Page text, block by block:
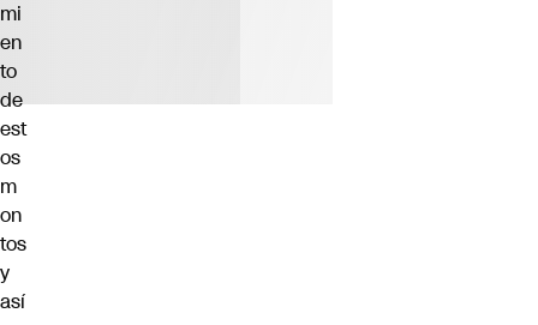
mi
en
to
de
est
os
m
on
tos
y
así